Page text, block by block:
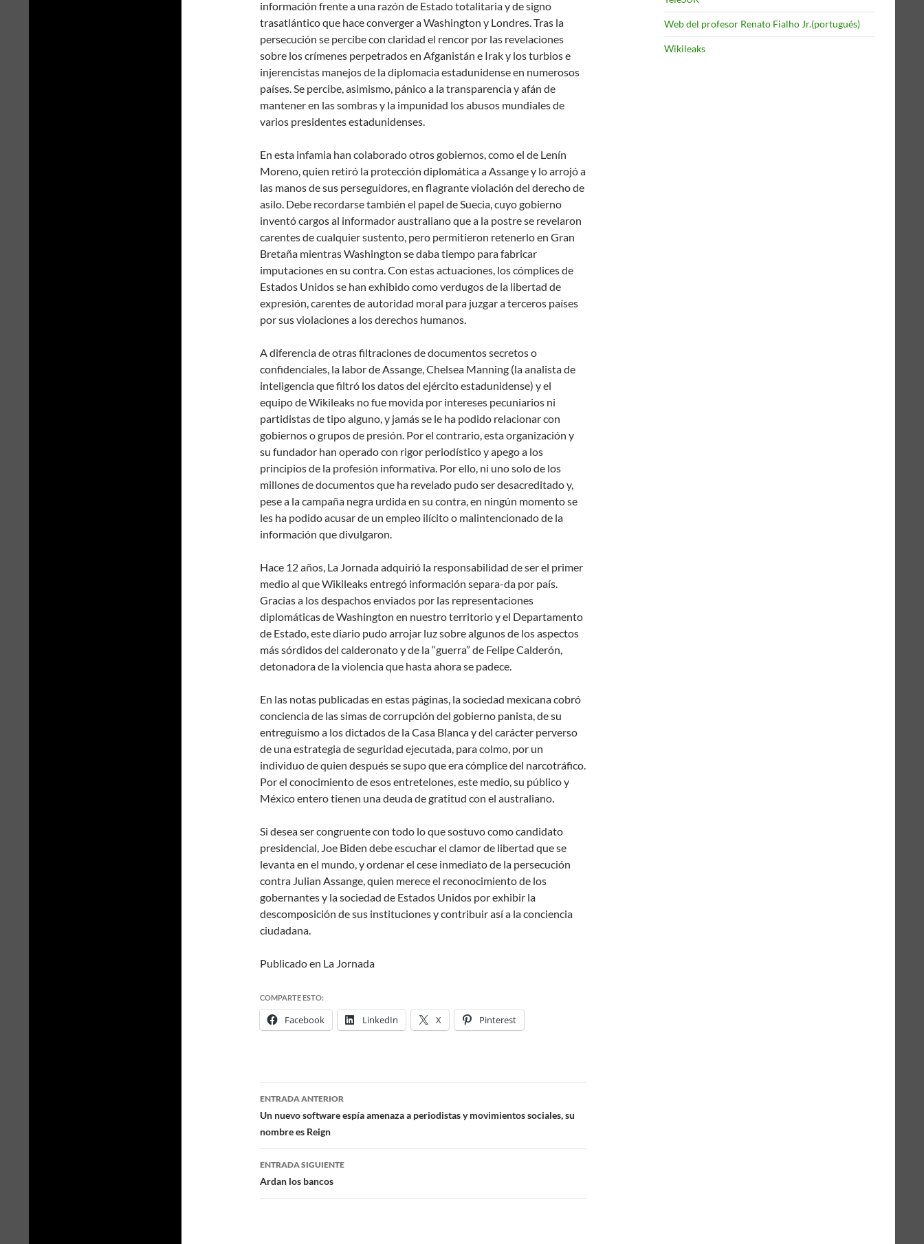
información frente a una razón de Estado totalitaria y de signo
trasatlántico que hace converger a Washington y Londres. Tras la
persecución se percibe con claridad el rencor por las revelaciones
sobre los crímenes perpetrados en Afganistán e Irak y los turbios e
injerencistas manejos de la diplomacia estadunidense en numerosos
países. Se percibe, asimismo, pánico a la transparencia y afán de
mantener en las sombras y la impunidad los abusos mundiales de
varios presidentes estadunidenses.
En esta infamia han colaborado otros gobiernos, como el de Lenín
Moreno, quien retiró la protección diplomática a Assange y lo arrojó a
las manos de sus perseguidores, en flagrante violación del derecho de
asilo. Debe recordarse también el papel de Suecia, cuyo gobierno
inventó cargos al informador australiano que a la postre se revelaron
carentes de cualquier sustento, pero permitieron retenerlo en Gran
Bretaña mientras Washington se daba tiempo para fabricar
imputaciones en su contra. Con estas actuaciones, los cómplices de
Estados Unidos se han exhibido como verdugos de la libertad de
expresión, carentes de autoridad moral para juzgar a terceros países
por sus violaciones a los derechos humanos.
A diferencia de otras filtraciones de documentos secretos o
confidenciales, la labor de Assange, Chelsea Manning (la analista de
inteligencia que filtró los datos del ejército estadunidense) y el
equipo de Wikileaks no fue movida por intereses pecuniarios ni
partidistas de tipo alguno, y jamás se le ha podido relacionar con
gobiernos o grupos de presión. Por el contrario, esta organización y
su fundador han operado con rigor periodístico y apego a los
principios de la profesión informativa. Por ello, ni uno solo de los
millones de documentos que ha revelado pudo ser desacreditado y,
pese a la campaña negra urdida en su contra, en ningún momento se
les ha podido acusar de un empleo ilícito o malintencionado de la
información que divulgaron.
Hace 12 años, La Jornada adquirió la responsabilidad de ser el primer
medio al que Wikileaks entregó información separa-da por país.
Gracias a los despachos enviados por las representaciones
diplomáticas de Washington en nuestro territorio y el Departamento
de Estado, este diario pudo arrojar luz sobre algunos de los aspectos
más sórdidos del calderonato y de la “guerra” de Felipe Calderón,
detonadora de la violencia que hasta ahora se padece.
En las notas publicadas en estas páginas, la sociedad mexicana cobró
conciencia de las simas de corrupción del gobierno panista, de su
entreguismo a los dictados de la Casa Blanca y del carácter perverso
de una estrategia de seguridad ejecutada, para colmo, por un
individuo de quien después se supo que era cómplice del narcotráfico.
Por el conocimiento de esos entretelones, este medio, su público y
México entero tienen una deuda de gratitud con el australiano.
Si desea ser congruente con todo lo que sostuvo como candidato
presidencial, Joe Biden debe escuchar el clamor de libertad que se
levanta en el mundo, y ordenar el cese inmediato de la persecución
contra Julian Assange, quien merece el reconocimiento de los
gobernantes y la sociedad de Estados Unidos por exhibir la
descomposición de sus instituciones y contribuir así a la conciencia
ciudadana.
Publicado en La Jornada
COMPARTE ESTO:
Facebook LinkedIn X Pinterest
Navegación
de
entradas
ENTRADA ANTERIOR
Un nuevo software espía amenaza a periodistas y movimientos sociales, su
nombre es Reign
ENTRADA SIGUIENTE
Ardan los bancos
Web del profesor Renato Fialho Jr.(portugués)
Wikileaks